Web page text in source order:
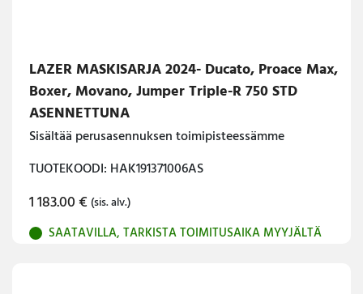
LAZER MASKISARJA 2024- Ducato, Proace Max,
Boxer, Movano, Jumper Triple-R 750 STD
ASENNETTUNA
Sisältää perusasennuksen toimipisteessämme
TUOTEKOODI: HAK191371006AS
1 183.00€ (sis. alv.)
SAATAVILLA, TARKISTA TOIMITUSAIKA MYYJÄLTÄ